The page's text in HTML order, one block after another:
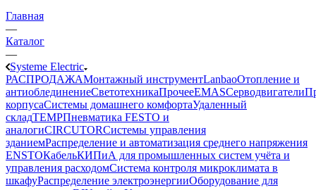
Главная
—
Каталог
—
Systeme Electric
РАСПРОДАЖАМонтажный инструментLanbaoОтопление и
антиоблединениеСветотехникаПрочееEMASCерводвигатели
корпусаСистемы домашнего комфортаУдаленный
складTEMPПневматика FESTO и
аналогиCIRCUTORСистемы управления
зданиемРаспределение и автоматизация среднего напряжения
ENSTOКабельКИПиА для промышленных систем учёта и
управления расходомСистема контроля микроклимата в
шкафуРаспределение электроэнергииОборудование для